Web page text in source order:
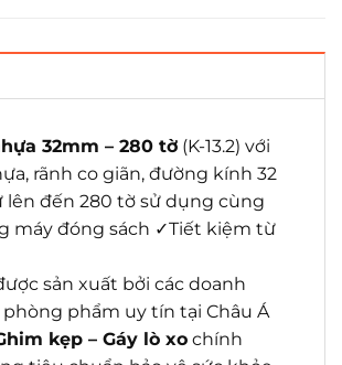
32mm – 280 tờ (K-13.2) với
rãnh co giãn, đường kính 32
lên đến 280 tờ sử dụng cùng
máy đóng sách ✓Tiết kiệm từ
sản xuất bởi các doanh
phẩm uy tín tại Châu Á
kẹp – Gáy lò xo chính